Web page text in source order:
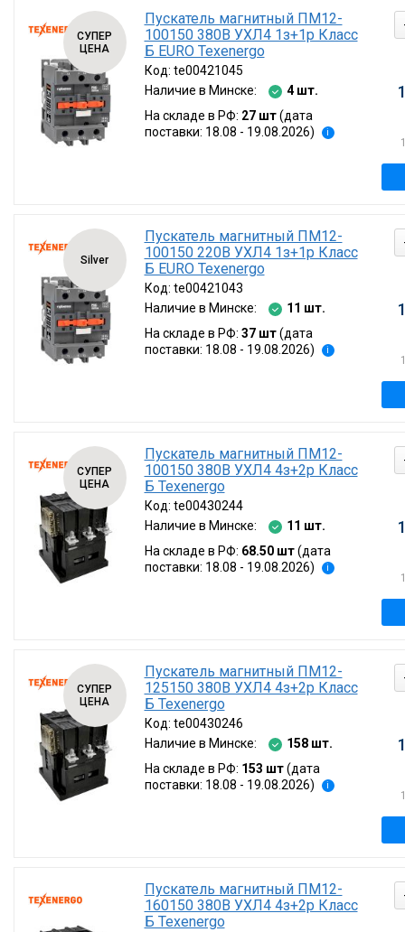
СУПЕР
ЦЕНА
Пускатель магнитный ПМ12-
100150 380В УХЛ4 1з+1р Класс
Б EURO Texenergo
Код: te00421045
Наличие в Минске:
4 шт.
На складе в РФ: 27 шт (дата
поставки: 18.08 - 19.08.2026)
i
Silver
Пускатель магнитный ПМ12-
100150 220В УХЛ4 1з+1р Класс
Б EURO Texenergo
Код: te00421043
Наличие в Минске:
11 шт.
На складе в РФ: 37 шт (дата
поставки: 18.08 - 19.08.2026)
i
СУПЕР
ЦЕНА
Пускатель магнитный ПМ12-
100150 380В УХЛ4 4з+2р Класс
Б Texenergo
Код: te00430244
Наличие в Минске:
11 шт.
На складе в РФ: 68.50 шт (дата
поставки: 18.08 - 19.08.2026)
i
СУПЕР
ЦЕНА
Пускатель магнитный ПМ12-
125150 380В УХЛ4 4з+2р Класс
Б Texenergo
Код: te00430246
Наличие в Минске:
158 шт.
На складе в РФ: 153 шт (дата
поставки: 18.08 - 19.08.2026)
i
Пускатель магнитный ПМ12-
160150 380В УХЛ4 4з+2р Класс
Б Texenergo